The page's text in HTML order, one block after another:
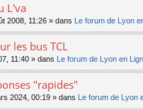
L'va
2008, 11:26 » dans Le forum de Lyon
les bus TCL
11:40 » dans Le forum de Lyon en
"rapides"
2024, 00:19 » dans Le forum de Lyon